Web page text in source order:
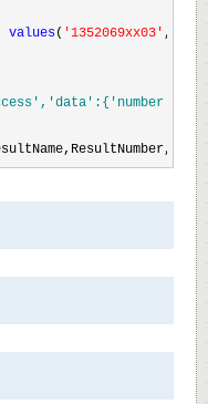
values( '1352069xx03 ' ,